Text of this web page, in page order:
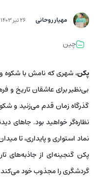
مهیار روحانی ۲۶ تیر ۱۴۰۳
چین
پکن، شهری که نامش با شکوه
بی‌نظیر برای عاشقان تاریخ و
گذرگاه زمان قدم می‌زنید و
نظاره‌گر خواهید بود. جاهای
نماد استواری و پایداری، تا
پکن گنجینه‌ای از جاذبه‌های
گردشگری را مجذوب خود